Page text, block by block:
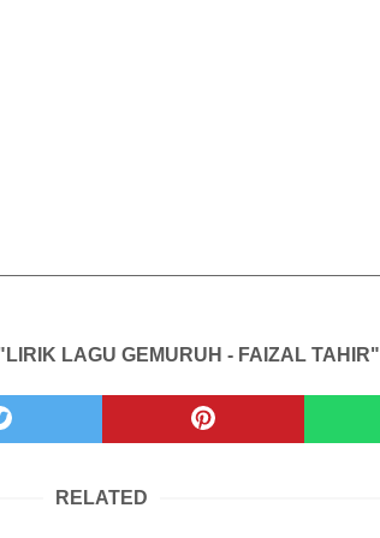
LAGU GEMURUH - FAIZAL TAHIR"
RELATED